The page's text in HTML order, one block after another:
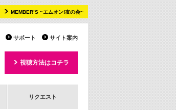
MEMBER’S ~エムオン!友の会~
サイト案内
サポート
視聴方法はコチラ
リクエスト